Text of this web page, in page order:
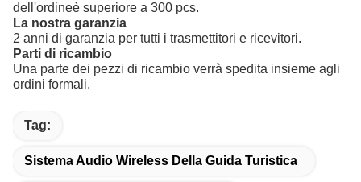
dell'ordineè superiore a 300 pcs.
La nostra garanzia
2 anni di garanzia per tutti i trasmettitori e ricevitori.
Parti di ricambio
Una parte dei pezzi di ricambio verrà spedita insieme agli
ordini formali.
Tag:
Sistema Audio Wireless Della Guida Turistica